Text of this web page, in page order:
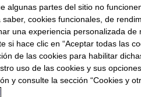
TÉCNICO OPCIONES DE
algunas partes del sitio no
saber, cookies funcionales, de
una experiencia personalizada de
si hace clic en “Aceptar todas las
de las cookies para habilitar
uso de las cookies y sus
y consulte la sección “Cookies y